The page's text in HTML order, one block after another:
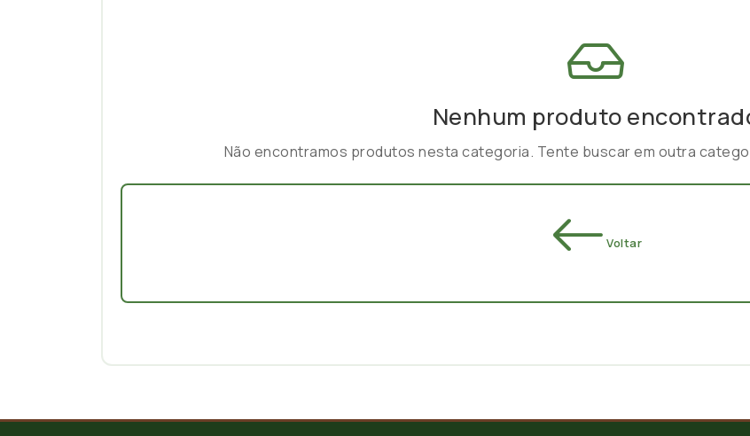
Nenhum produto
Não encontramos produtos nesta categoria. Tente buscar em outra
Voltar